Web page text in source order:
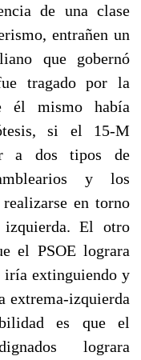
de una clase
entrañen un
que gobernó
tragado por la
él mismo había
si el 15-M
a dos tipos de
y los
en torno
El otro
el PSOE lograra
iría extinguiendo y
extrema-izquierda
es que el
lograra